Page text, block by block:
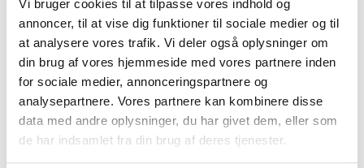
Vi bruger cookies til at tilpasse vores indhold og
annoncer, til at vise dig funktioner til sociale medier og til
at analysere vores trafik. Vi deler også oplysninger om
din brug af vores hjemmeside med vores partnere inden
for sociale medier, annonceringspartnere og
analysepartnere. Vores partnere kan kombinere disse
data med andre oplysninger, du har givet dem, eller som
de har indsamlet fra din brug af deres tjenester.
SuperSole, Active, 0+0
FLERE VARIANTER
Log ind for pris
SuperSole, Active, 1+1
FLERE VARIANTER
Log ind for pris